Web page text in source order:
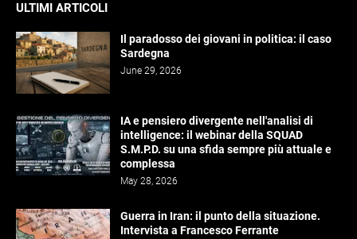
ULTIMI ARTICOLI
Il paradosso dei giovani in politica: il caso
Sardegna
June 29, 2026
IA e pensiero divergente nell'analisi di
intelligence: il webinar della SQUAD
S.M.P.D. su una sfida sempre più attuale e
complessa
May 28, 2026
Guerra in Iran: il punto della situazione.
Intervista a Francesco Ferrante